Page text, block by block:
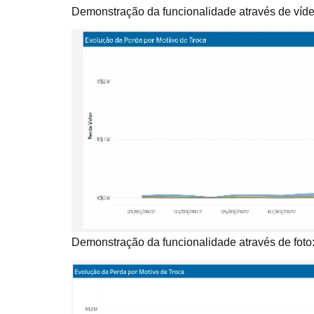
Demonstração da funcionalidade através de
Demonstração da funcionalidade através de foto: